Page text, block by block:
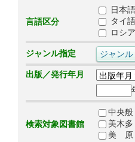
言語区分
日本語
タイ語
ロシ
ジャンル指定
出版／発行年月
検索対象図書館
中央般
美木多
美 原